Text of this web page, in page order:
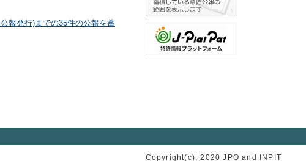
報発行)までの35件の公報を蓄
Copyright(c); 2020 JPO and INPIT